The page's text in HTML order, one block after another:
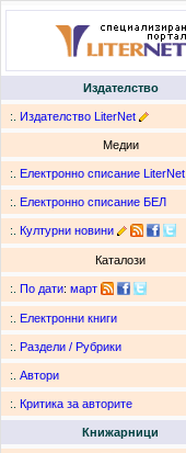
Издателство
:. Издателство LiterNet
Медии
:. Електронно списание LiterNet
:. Електронно списание БЕЛ
:. Културни новини
Каталози
:. По дати: март
:. Електронни книги
:. Раздели / Рубрики
:. Автори
:. Критика за авторите
Книжарници